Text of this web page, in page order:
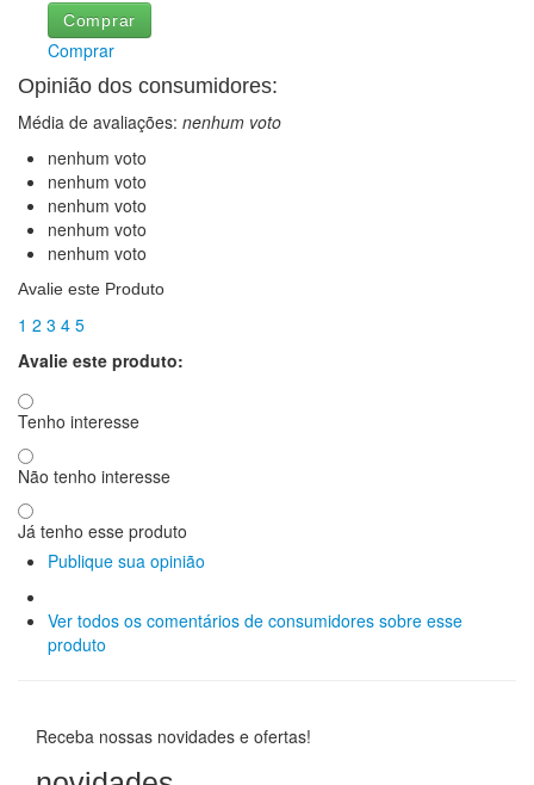
Meias
Polaina
Pernitos
Promoções Promoções
Comprar
Comprar
Opinião dos consumidores:
Média de avaliações: nenhum voto
nenhum voto
nenhum voto
nenhum voto
nenhum voto
nenhum voto
Avalie este Produto
1 2 3 4 5
Avalie este produto:
Tenho interesse
Não tenho interesse
Já tenho esse produto
Publique sua opinião
Ver todos os comentários de consumidores sobre esse
produto
Receba nossas novidades e ofertas!